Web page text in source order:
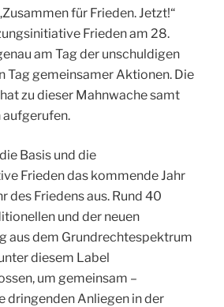
für Frieden. Jetzt!“
Frieden am 28.
am Tag der unschuldigen
Tag gemeinsamer Aktionen. Die
hat zu dieser Mahnwache samt
aufgerufen.
Basis und die
Frieden das kommende Jahr
des Friedens aus. Rund 40
und der neuen
aus dem Grundrechtespektrum
diesem Label
um gemeinsam –
dringenden Anliegen in der